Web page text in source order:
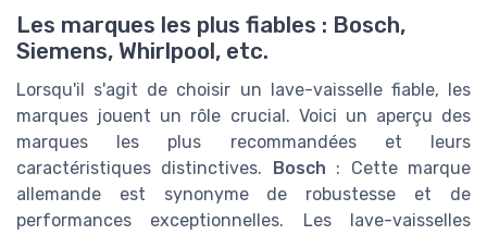
Les marques les plus fiables : Bosch,
Siemens, Whirlpool, etc.
Lorsqu'il s'agit de choisir un lave-vaisselle fiable, les
marques jouent un rôle crucial. Voici un aperçu des
marques les plus recommandées et leurs
caractéristiques distinctives.
Bosch : Cette marque
allemande est synonyme de robustesse et de
performances exceptionnelles. Les lave-vaisselles